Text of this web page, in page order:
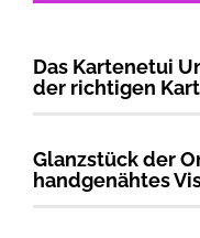
Das Kartenetui
der richtigen
Glanzstück der
handgenähtes